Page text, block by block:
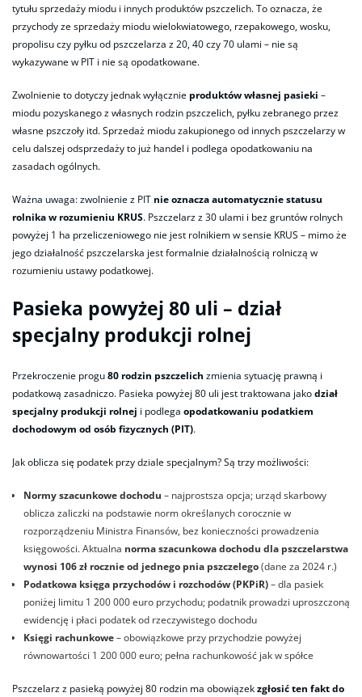
tytułu sprzedaży miodu i innych produktów pszczelich. To oznacza, że
przychody ze sprzedaży miodu wielokwiatowego, rzepakowego, wosku,
propolisu czy pyłku od pszczelarza z 20, 40 czy 70 ulami – nie są
wykazywane w PIT i nie są opodatkowane.
Zwolnienie to dotyczy jednak wyłącznie produktów własnej pasieki –
miodu pozyskanego z własnych rodzin pszczelich, pyłku zebranego przez
własne pszczoły itd. Sprzedaż miodu zakupionego od innych pszczelarzy w
celu dalszej odsprzedaży to już handel i podlega opodatkowaniu na
zasadach ogólnych.
Ważna uwaga: zwolnienie z PIT nie oznacza automatycznie statusu
rolnika w rozumieniu KRUS. Pszczelarz z 30 ulami i bez gruntów rolnych
powyżej 1 ha przeliczeniowego nie jest rolnikiem w sensie KRUS – mimo że
jego działalność pszczelarska jest formalnie działalnością rolniczą w
rozumieniu ustawy podatkowej.
Pasieka powyżej 80 uli – dział
specjalny produkcji rolnej
Przekroczenie progu80 rodzin pszczelich zmienia sytuację prawną i
podatkową zasadniczo. Pasieka powyżej 80 uli jest traktowana jakodział
specjalny produkcji rolnej i podlega opodatkowaniu podatkiem
dochodowym od osób fizycznych (PIT).
Jak oblicza się podatek przy dziale specjalnym? Są trzy możliwości:
Normy szacunkowe dochodu – najprostsza opcja; urząd skarbowy
oblicza zaliczki na podstawie norm określanych corocznie w
rozporządzeniu Ministra Finansów, bez konieczności prowadzenia
księgowości. Aktualna norma szacunkowa dochodu dla pszczelarstwa
wynosi 106 zł rocznie od jednego pnia pszczelego(dane za 2024 r.)
Podatkowa księga przychodów i rozchodów (PKPiR)– dla pasiek
poniżej limitu 1 200 000 euro przychodu; podatnik prowadzi uproszczoną
ewidencję i płaci podatek od rzeczywistego dochodu
Księgi rachunkowe– obowiązkowe przy przychodzie powyżej
równowartości 1 200 000 euro; pełna rachunkowość jak w spółce
Pszczelarz z pasieką powyżej 80 rodzin ma obowiązekzgłosić ten fakt do